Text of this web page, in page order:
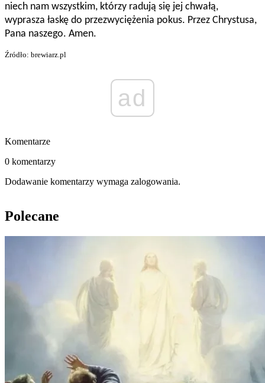
niech nam wszystkim, którzy radują się jej chwałą,
wyprasza łaskę do przezwyciężenia pokus. Przez Chrystusa,
Pana naszego. Amen.
Źródło: brewiarz.pl
ad
Komentarze
0 komentarzy
Dodawanie komentarzy wymaga zalogowania.
Polecane